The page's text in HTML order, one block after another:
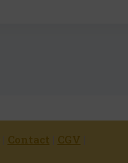
| Contact | CGV |